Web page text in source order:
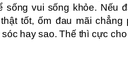
sống vui sống khỏe. Nếu
tốt, ốm đau mãi
hay sao. Thế thì cực